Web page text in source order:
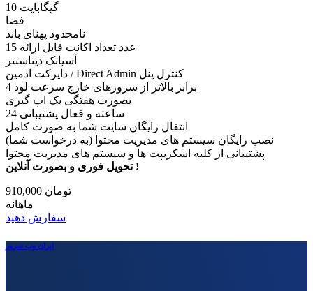
10 گیگابایت
فضا
نامحدود پهنای باند
15 عدد تعداد اکانت قابل ارائه
آسیاتک دیتاسنتر
دایرکت ادمین / Direct Admin کنترل پنل
4 برابر بالاتر از سرورهای خارج سرعت لود
بصورت هفتگی بک اپ گیری
24 ساعته و فعال پشتیبانی
انتقال رایگان سایت شما به صورت کامل
نصب رایگان سیستم های مدیریت محتوا (به درخواست شما)
پشتیبانی از کلیه اسکریپت ها و سیستم های مدیریت محتوا
تحویل فوری و بصورت آنلاین !
910,000 تومان
ماهانه
سفارش دهید
ایران وب سرور